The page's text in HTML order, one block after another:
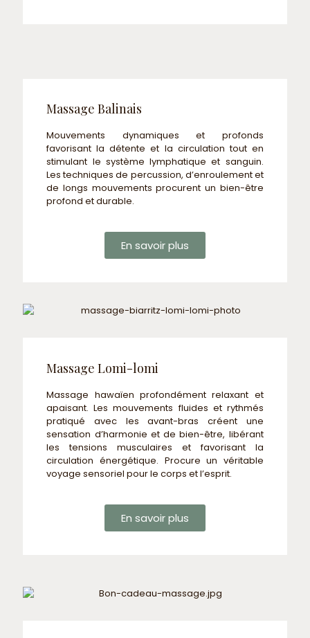
Massage Balinais
Mouvements dynamiques et profonds
favorisant la détente et la circulation tout en
stimulant le système lymphatique et sanguin.
Les techniques de percussion, d’enroulement et
de longs mouvements procurent un bien-être
profond et durable.
En savoir plus
Massage Lomi-lomi
Massage hawaïen profondément relaxant et
apaisant. Les mouvements fluides et rythmés
pratiqué avec les avant-bras créent une
sensation d’harmonie et de bien-être, libérant
les tensions musculaires et favorisant la
circulation énergétique. Procure un véritable
voyage sensoriel pour le corps et l’esprit.
En savoir plus